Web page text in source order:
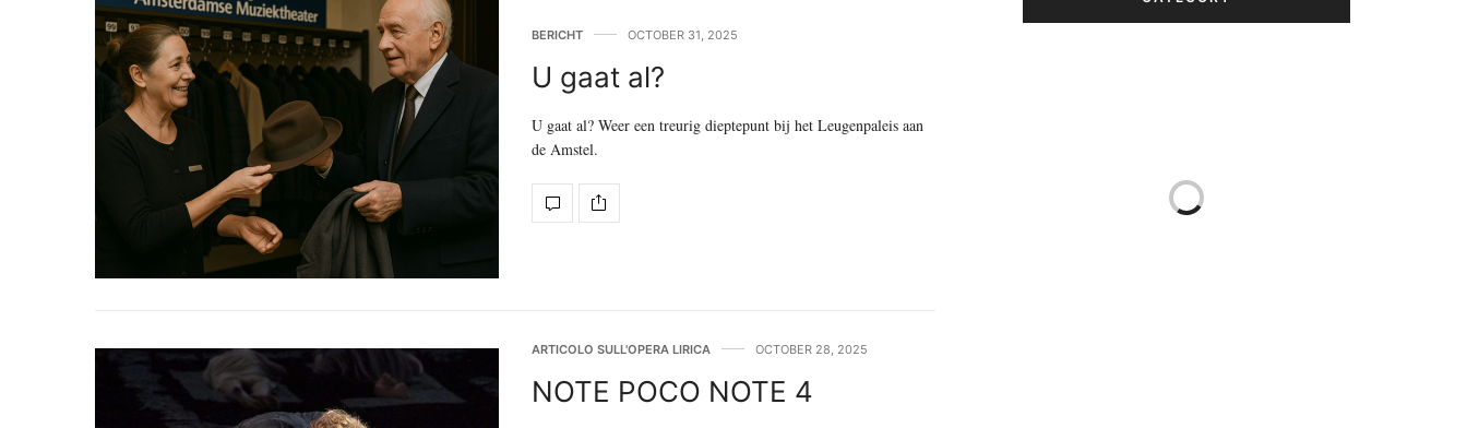
BERICHT OCTOBER 31, 2025
U gaat al?
U gaat al? Weer een treurig dieptepunt bij het Leugenpaleis aan
de Amstel.
ARTICOLO SULL'OPERA LIRICA OCTOBER 28, 2025
NOTE POCO NOTE 4